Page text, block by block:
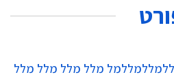
מלל מלל מלל מלל